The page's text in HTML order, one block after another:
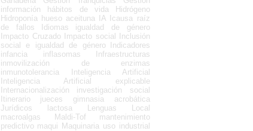
información
hábitos de vida
Hidrógeno
Hidroponía hueso aceituna IA
Icausa raíz
de fallos
Idiomas
igualdad de género
Impacto Cruzado
Impacto social
Inclusión
social e igualdad de género
Indicadores
infancia
inflasomas
Infraestructuras
inmovilización de enzimas
inmunotolerancia
Inteligencia Artificial
Inteligencia Artificial explicable
Internacionalización
investigación social
Itinerario
jueces gimnasia acrobática
Jurídicos
lactosa Lenguas
Local
macroalgas
Maldi-Tof
mantenimiento
predictivo maqui Maquinaria uso industrial